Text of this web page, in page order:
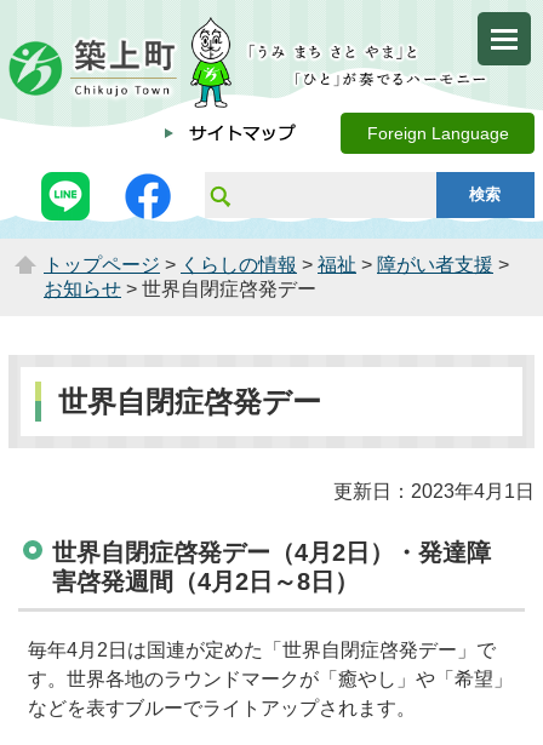
Foreign Language
トップページ > くらしの情報 > 福祉 > 障がい者支援 >
お知らせ > 世界自閉症啓発デー
世界自閉症啓発デー
更新日：2023年4月1日
世界自閉症啓発デー（4月2日）・発達障
害啓発週間（4月2日～8日）
毎年4月2日は国連が定めた「世界自閉症啓発デー」で
す。世界各地のラウンドマークが「癒やし」や「希望」
などを表すブルーでライトアップされます。